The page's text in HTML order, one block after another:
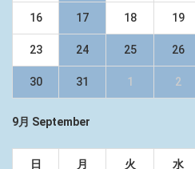
16 17 18 19
23 24 25 26
30 31 1 2
9月 September
日 月 火 水